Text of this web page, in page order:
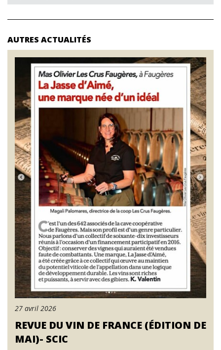
AUTRES ACTUALITÉS
27 avril 2026
REVUE DU VIN DE FRANCE (ÉDITION DE
MAI)- SCIC